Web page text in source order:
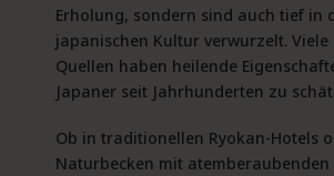
Erholung, sondern sind auch tief in
japanischen Kultur verwurzelt. Viele
Quellen haben heilende
Japaner seit Jahrhunderten zu
Ob in traditionellen Ryokan-Hotels
Naturbecken mit atemberaubenden